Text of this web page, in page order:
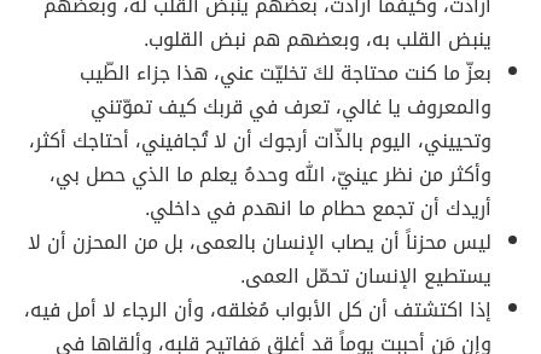
ينبض القلب به، وبعضهم هم نبض القلوب.
بعزّ ما كنت محتاجة لكَ تخليّت عني، هذا جزاء الطّيب
والمعروف يا غالي، تعرف في قربك كيف تموّتني
وتحييني، اليوم بالذّات أرجوك أن لا تُجافيني، أحتاجك أكثر،
وأكثر من نظر عينيّ، الله وحدهُ يعلم ما الذي حصل بي،
أريدك أن تجمع حطام ما انهدم في داخلي.
ليس محزناً أن يصاب الإنسان بالعمى، بل من المحزن أن لا
يستطيع الإنسان تحمّل العمى.
إذا اكتشتف أن كل الأبواب مُغلقه، وأن الرجاء لا أمل فيه،
وإن مَن أحببت يوماً قد أغلق مَفاتيح قلبه، وألقاها في